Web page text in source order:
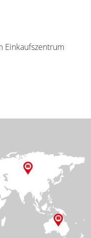
Einkaufszentrum